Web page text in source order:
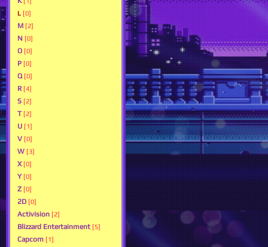
L [0]
M [2]
N [0]
O [0]
P [0]
Q [0]
R [4]
S [2]
T [2]
U [1]
V [0]
W [3]
X [0]
Y [0]
Z [0]
2D [0]
Activision [2]
Blizzard Entertainment [5]
Capcom [1]